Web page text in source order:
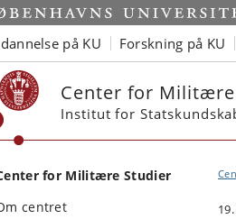
på KU Forskning på KU
Center for
Institut for
for Militære Studier
centret